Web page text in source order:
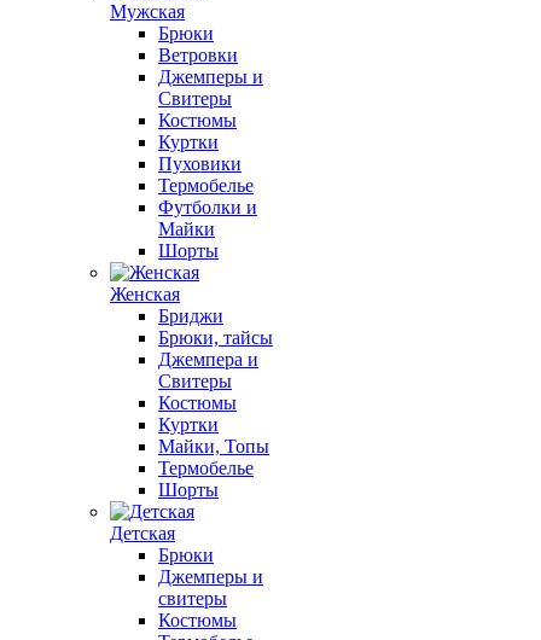
Мужская
Брюки
Ветровки
Джемперы и
Свитеры
Костюмы
Куртки
Пуховики
Термобелье
Футболки и
Майки
Шорты
Женская
Бриджи
Брюки, тайсы
Джемпера и
Свитеры
Костюмы
Куртки
Майки, Топы
Термобелье
Шорты
Детская
Брюки
Джемперы и
свитеры
Костюмы